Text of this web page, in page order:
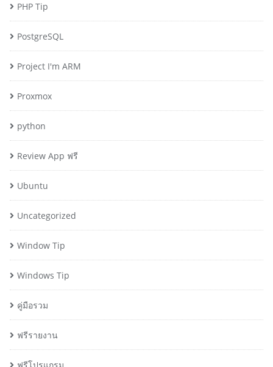
PHP Tip
PostgreSQL
Project I'm ARM
Proxmox
python
Review App ฟรี
Ubuntu
Uncategorized
Window Tip
Windows Tip
คู่มือรวม
ฟรีรายงาน